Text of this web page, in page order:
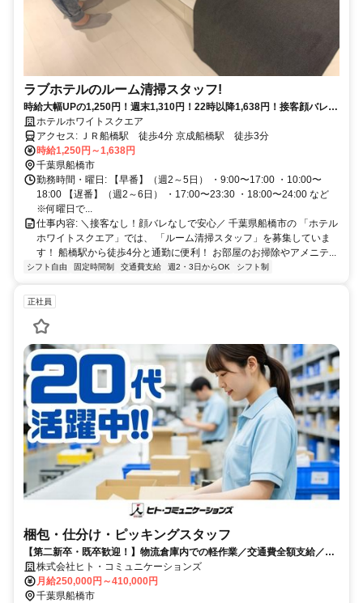
ラブホテルのルーム清掃スタッフ!
時給大幅UPの1,250円！週末1,310円！22時以降1,638円！接客顔バレ無
し！早番も遅番募集！シニア活躍中！
ホテルホワイトスクエア
アクセス: ＪＲ船橋駅 徒歩4分 京成船橋駅 徒歩3分
時給1,250円～1,638円
千葉県船橋市
勤務時間・曜日: 【早番】（週2～5日） ・9:00〜17:00 ・10:00〜
18:00 【遅番】（週2～6日） ・17:00〜23:30 ・18:00〜24:00 など
※何曜日で...
仕事内容: ＼接客なし！顔バレなしで安心／ 千葉県船橋市の 「ホテル
ホワイトスクエア」では、 「ルーム清掃スタッフ」を募集していま
す！ 船橋駅から徒歩4分と通勤に便利！ お部屋のお掃除やアメニテ...
シフト自由 固定時間制 交通費支給 週2・3日からOK シフト制
正社員
梱包・仕分け・ピッキングスタッフ
【第二新卒・既卒歓迎！】物流倉庫内での軽作業／交通費全額支給／月
給25万円以上／賞与年2回／完全週休2日制
株式会社ヒト・コミュニケーションズ
月給250,000円～410,000円
千葉県船橋市